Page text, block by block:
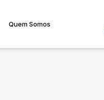
Quem Somos